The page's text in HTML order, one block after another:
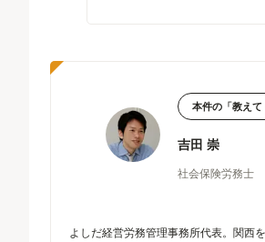
本件の「教えて
吉田 崇
社会保険労務士
よしだ経営労務管理事務所代表。関西